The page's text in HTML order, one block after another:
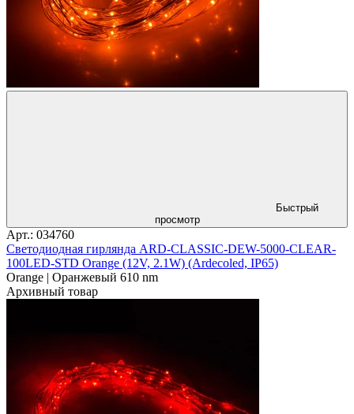
Быстрый
просмотр
Арт.: 034760
Светодиодная гирлянда ARD-CLASSIC-DEW-5000-CLEAR-
100LED-STD Orange (12V, 2.1W) (Ardecoled, IP65)
Orange | Оранжевый 610 nm
Архивный товар